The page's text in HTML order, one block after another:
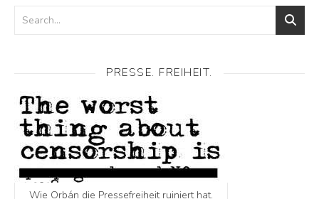
PRESSE. FREIHEIT.
Wie Orbán die Pressefreiheit ruiniert hat.